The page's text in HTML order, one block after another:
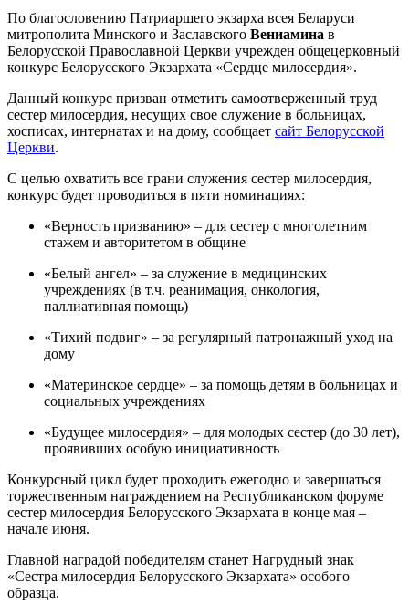
По благословению Патриаршего экзарха всея Беларуси
митрополита Минского и Заславского Вениамина в
Белорусской Православной Церкви учрежден общецерковный
конкурс Белорусского Экзархата «Сердце милосердия».
Данный конкурс призван отметить самоотверженный труд
сестер милосердия, несущих свое служение в больницах,
хосписах, интернатах и на дому, сообщает сайт Белорусской
Церкви.
С целью охватить все грани служения сестер милосердия,
конкурс будет проводиться в пяти номинациях:
«Верность призванию» – для сестер с многолетним
стажем и авторитетом в общине
«Белый ангел» – за служение в медицинских
учреждениях (в т.ч. реанимация, онкология,
паллиативная помощь)
«Тихий подвиг» – за регулярный патронажный уход на
дому
«Материнское сердце» – за помощь детям в больницах и
социальных учреждениях
«Будущее милосердия» – для молодых сестер (до 30 лет),
проявивших особую инициативность
Конкурсный цикл будет проходить ежегодно и завершаться
торжественным награждением на Республиканском форуме
сестер милосердия Белорусского Экзархата в конце мая –
начале июня.
Главной наградой победителям станет Нагрудный знак
«Сестра милосердия Белорусского Экзархата» особого
образца.